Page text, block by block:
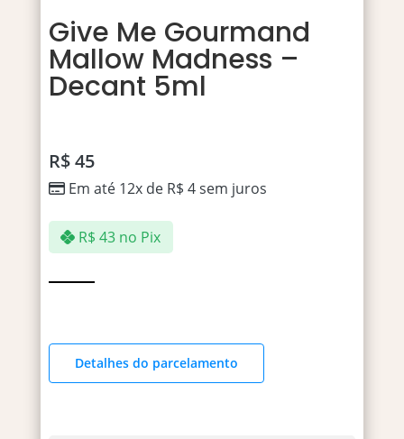
Give Me Gourmand
Mallow Madness –
Decant 5ml
R$45
Em até 12x de R$ 4sem juros
R$ 43 no Pix
Detalhes do parcelamento